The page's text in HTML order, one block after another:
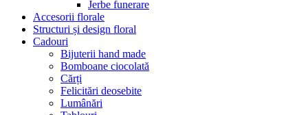
Jerbe funerare
Accesorii florale
Structuri și design floral
Cadouri
Bijuterii hand made
Bomboane ciocolată
Cărți
Felicitări deosebite
Lumânări